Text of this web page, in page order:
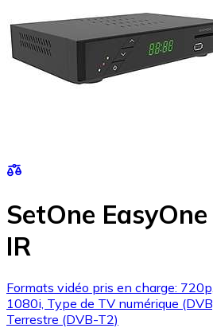
SetOne
IR
Formats vidéo pris en charge:
1080i, Type de TV numérique
Terrestre (DVB-T2)